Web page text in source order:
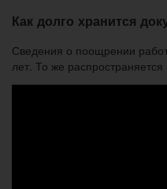
Как долго хранится
Сведения о поощрении
лет. То же